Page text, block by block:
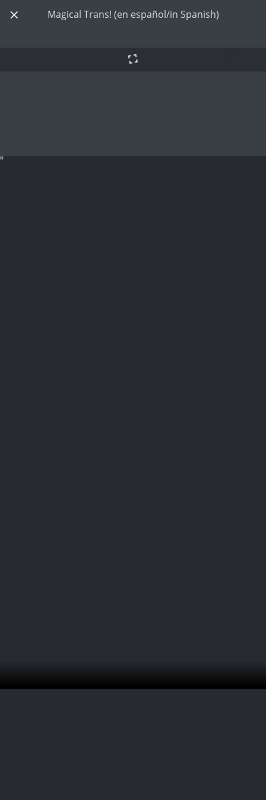
Magical Trans! (en español/in Spanish)